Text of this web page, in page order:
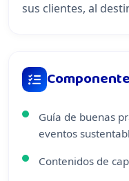
sus clientes, al
Guía de buenas
eventos
Contenidos de